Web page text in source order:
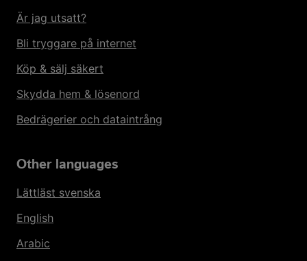
Är jag utsatt?
Bli tryggare på internet
Köp & sälj säkert
Skydda hem & lösenord
Bedrägerier och dataintrång
Other languages
Lättläst svenska
English
Arabic